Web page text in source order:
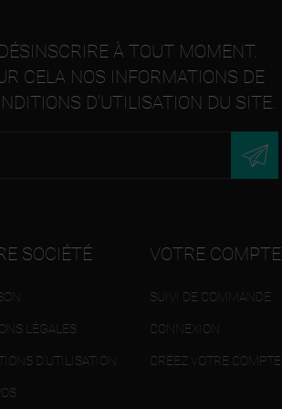
À TOUT MOMENT.
CELA NOS INFORMATIONS DE
D'UTILISATION DU SITE.
SOCIÉTÉ
LÉGALES
D'UTILISATION
VOTRE COMPTE
SUIVI DE COMMANDE
CONNEXION
CRÉEZ VOTRE COMPTE